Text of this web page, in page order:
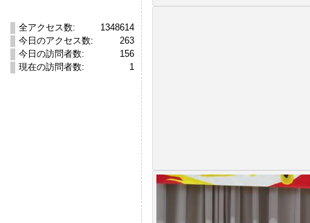
1348614
全アクセス数:
263
今日のアクセス数:
156
今日の訪問者数:
1
現在の訪問者数: